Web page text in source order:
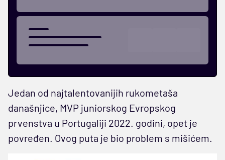
Jedan od najtalentovanijih rukometaša
današnjice, MVP juniorskog Evropskog
prvenstva u Portugaliji 2022. godini, opet je
povređen. Ovog puta je bio problem s mišićem.